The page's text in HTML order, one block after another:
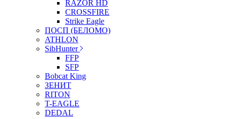
RAZOR HD
CROSSFIRE
Strike Eagle
ПОСП (БЕЛОМО)
ATHLON
SibHunter
FFP
SFP
Bobcat King
ЗЕНИТ
RITON
T-EAGLE
DEDAL